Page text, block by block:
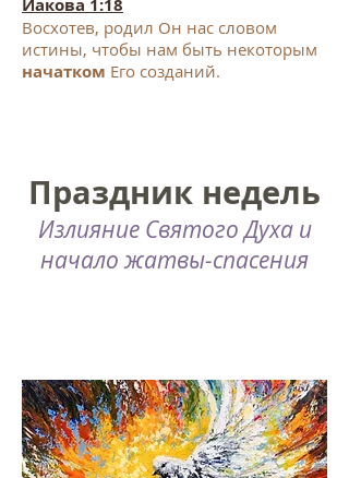
Иакова 1:18
Восхотев, родил Он нас словом
истины, чтобы нам быть некоторым
начатком Его созданий.
Праздник недель
Излияние Святого Духа и
начало жатвы-спасения